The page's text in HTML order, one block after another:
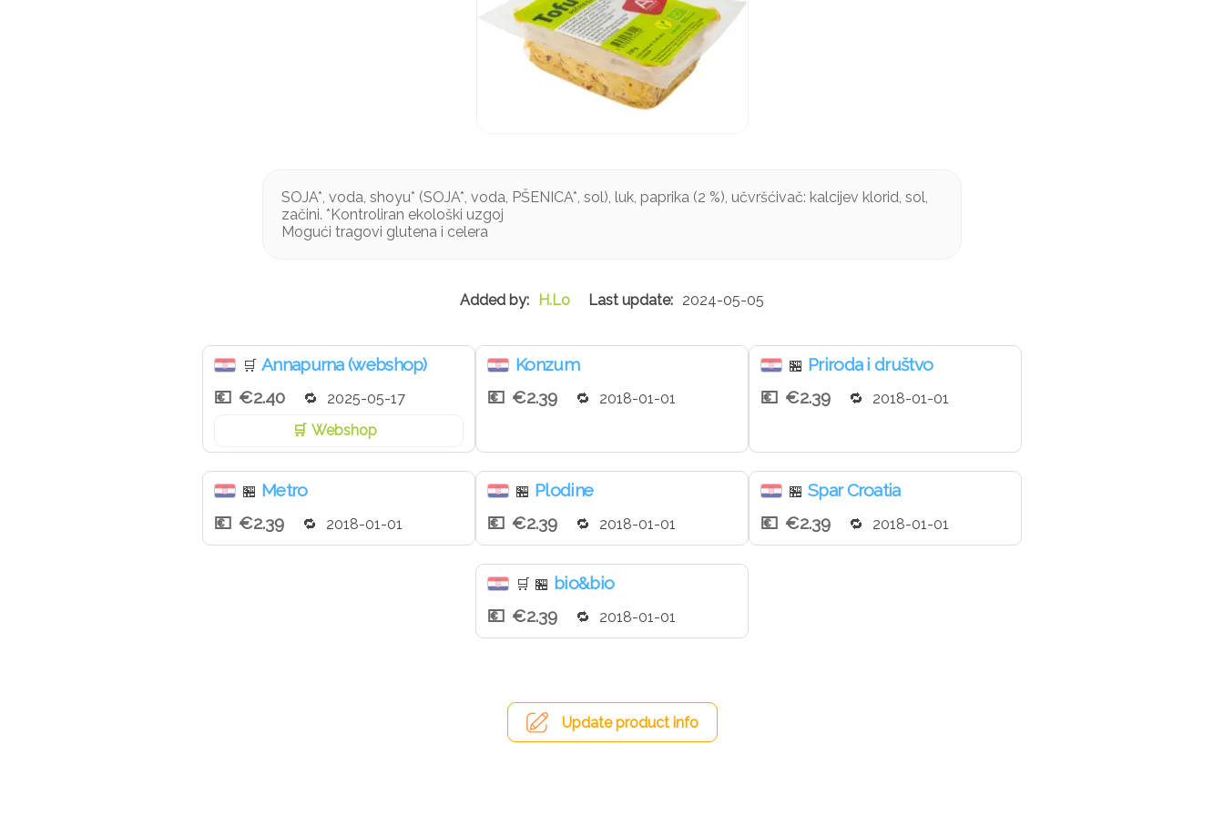
SOJA*, voda, shoyu* (SOJA*, voda, PŠENICA*, sol), luk, paprika (2 %), učvršćivač: kalcijev klorid, sol,
začini. *Kontroliran ekološki uzgoj
Mogući tragovi glutena i celera
H.Lo 2024-05-05
🛒 Annapurna (webshop)
€2.40
2025-05-17
Webshop
Konzum
€2.39
2018-01-01
🏪 Priroda i društvo
€2.39
2018-01-01
🏪 Metro
€2.39
2018-01-01
🏪 Plodine
€2.39
2018-01-01
🏪 Spar Croatia
€2.39
2018-01-01
🛒 🏪 bio&bio
€2.39
2018-01-01
Update product info